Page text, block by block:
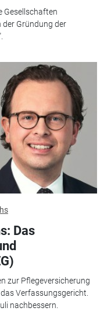
Gesellschaften
der Gründung der
Das
zur Pflegeversicherung
Verfassungsgericht.
nachbessern.